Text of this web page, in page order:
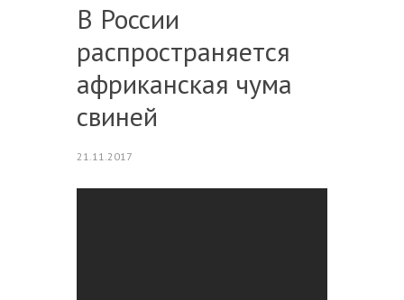
В России
распространяется
африканская чума
свиней
21.11.2017